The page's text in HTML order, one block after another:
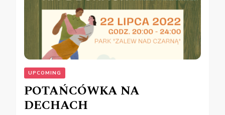
UPCOMING
POTAŃCÓWKA NA
DECHACH